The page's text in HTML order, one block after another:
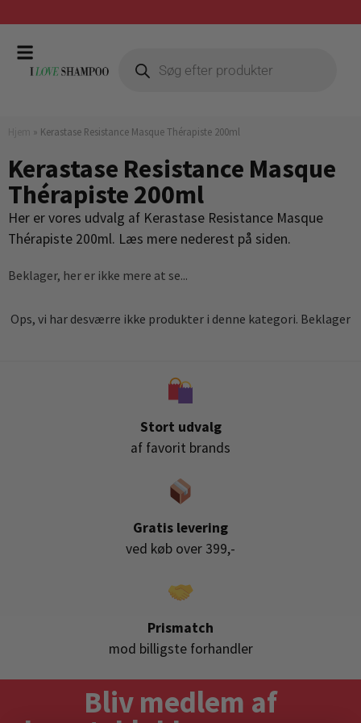
Gratis fragt ved køb over 399,-
» Kerastase Resistance Masque Thérapiste 200ml
Kerastase Resistance Masque
Thérapiste 200ml
Her er vores udvalg af Kerastase Resistance Masque
Thérapiste 200ml. Læs mere nederest på siden.
Beklager, her er ikke mere at se...
Ops, vi har desværre ikke produkter i denne kategori. Beklager
Stort udvalg
af favorit brands
Gratis levering
ved køb over 399,-
Prismatch
mod billigste forhandler
Bliv medlem af